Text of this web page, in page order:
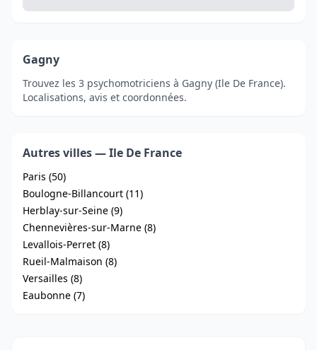
Gagny
Trouvez les 3 psychomotriciens à Gagny (Ile De France).
Localisations, avis et coordonnées.
Autres villes — Ile De France
Paris (50)
Boulogne-Billancourt (11)
Herblay-sur-Seine (9)
Chennevières-sur-Marne (8)
Levallois-Perret (8)
Rueil-Malmaison (8)
Versailles (8)
Eaubonne (7)